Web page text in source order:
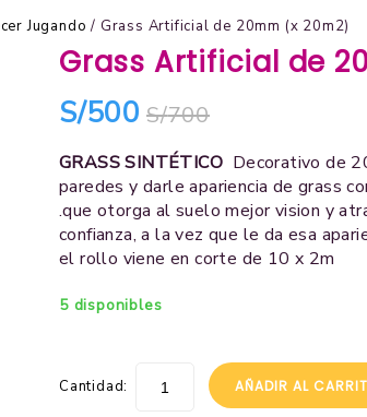
Jugando / Grass Artificial de 20mm (x 20m2)
Grass Artificial de
S/700
S/500
GRASS SINTÉTICO Decorativo de
paredes y darle apariencia de grass
.que otorga al suelo mejor vision y
confianza, a la vez que le da esa
el rollo viene en corte de 10 x 2m
5 disponibles
Cantidad: AÑADIR AL